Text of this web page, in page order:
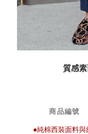
質感
商品編號
●純棉西裝面料